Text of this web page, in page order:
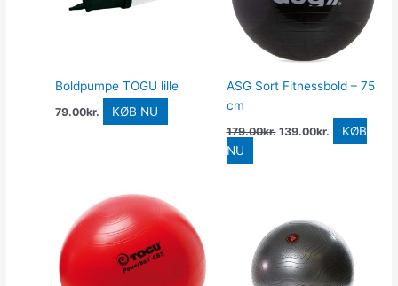
Boldpumpe TOGU lille
79.00kr. KØB NU
ASG Sort Fitnessbold – 75
cm
179.00kr. 139.00kr.
KØB
NU